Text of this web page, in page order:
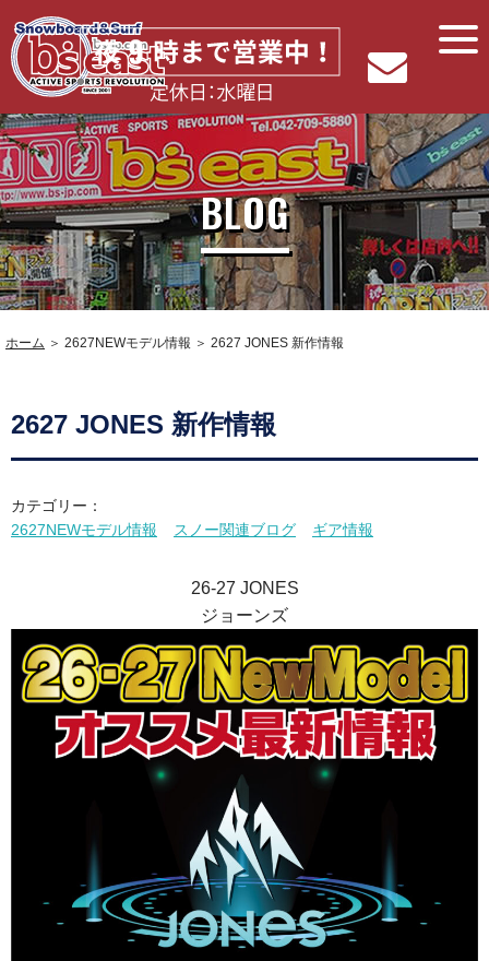
BLOG
ホーム ＞ 2627NEWモデル情報 ＞ 2627 JONES 新作情報
2627 JONES 新作情報
カテゴリー：
2627NEWモデル情報
スノー関連ブログ ギア情報
26-27 JONES
ジョーンズ